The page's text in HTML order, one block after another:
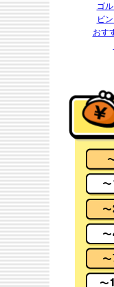
ゴ
ビ
おす